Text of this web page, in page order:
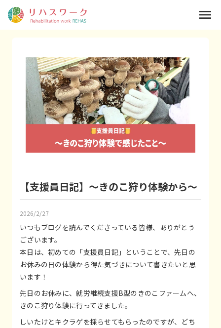
【支援員日記】〜きのこ狩り体験から〜
2026/2/27
いつもブログを読んでくださっている皆様、ありがとう
ございます。
本日は、初めての「支援員日記」ということで、先日の
お休みの日の体験から得た気づきについて書きたいと思
います！
先日のお休みに、就労継続支援B型のきのこファームへ、
きのこ狩り体験に行ってきました。
しいたけとキクラゲを採らせてもらったのですが、どち
menu